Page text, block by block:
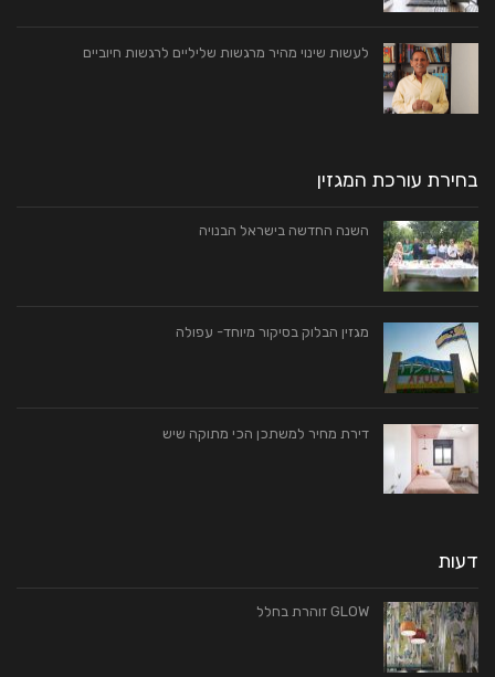
לעשות שינוי מהיר מרגשות שליליים לרגשות חיוביים
בחירת עורכת המגזין
השנה‭ ‬החדשה בישראל‭ ‬הבנויה
מגזין הבלוק בסיקור מיוחד- עפולה
דירת מחיר למשתכן הכי מתוקה שיש
דעות
GLOW זוהרת בחלל